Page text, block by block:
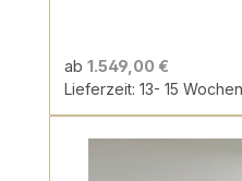
ab 1.549,00 €
Lieferzeit: 13- 15 Wochen